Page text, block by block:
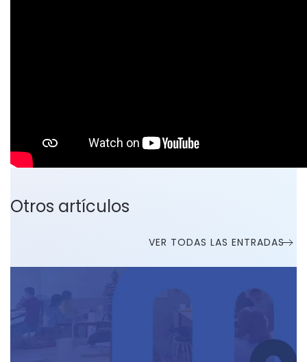
Otros artículos
VER TODAS LAS ENTRADAS